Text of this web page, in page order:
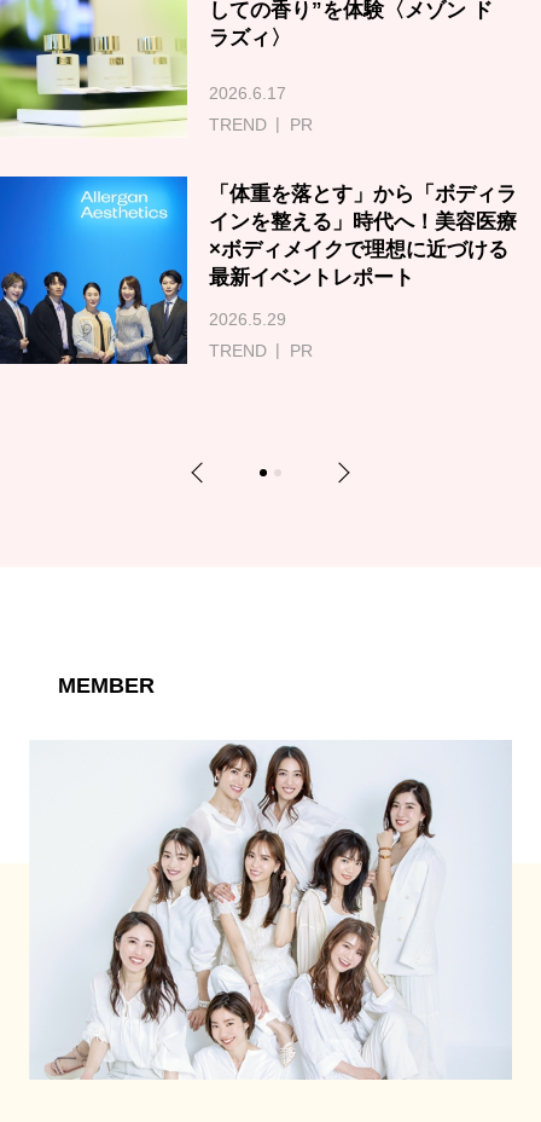
しての香り”を体験〈メゾン ド
ラズィ〉
2026.6.17
TREND
PR
「体重を落とす」から「ボディラ
インを整える」時代へ！美容医療
×ボディメイクで理想に近づける
最新イベントレポート
2026.5.29
TREND
PR
Previous 1 2 Next
MEMBER